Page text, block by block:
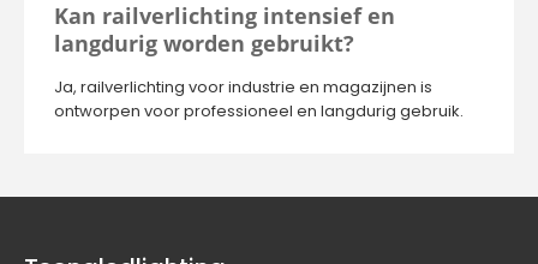
Kan railverlichting intensief en
langdurig worden gebruikt?
Ja, railverlichting voor industrie en magazijnen is
ontworpen voor professioneel en langdurig gebruik.